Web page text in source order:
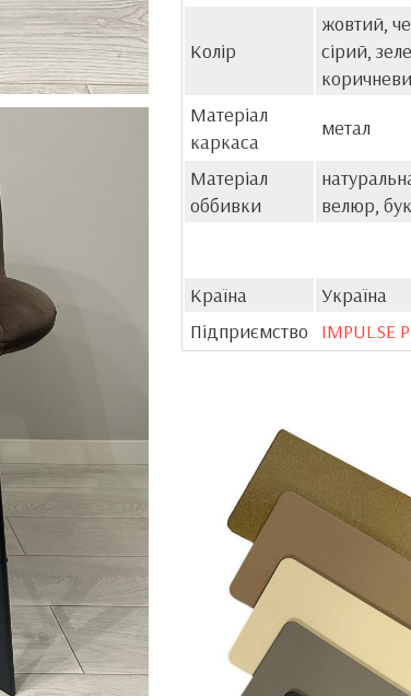
Колір
жовтий,
сірий,
Матеріал
каркаса
метал
Матеріал
оббивки
велюр,
Країна
Україна
Підприємство
IMPULSE